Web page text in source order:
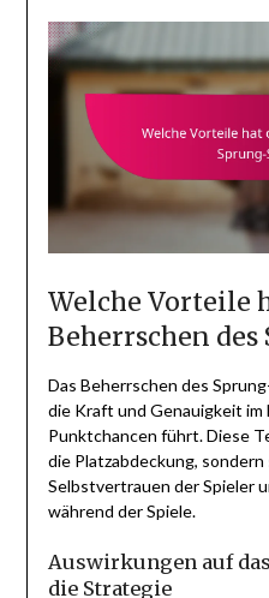
Welche Vorteile
Beherrschen des
Das Beherrschen des
die Kraft und Genauigkeit im
Punktchancen führt. Diese
die Platzabdeckung,
Selbstvertrauen der Spieler
während der Spiele.
Auswirkungen auf
die Strategie